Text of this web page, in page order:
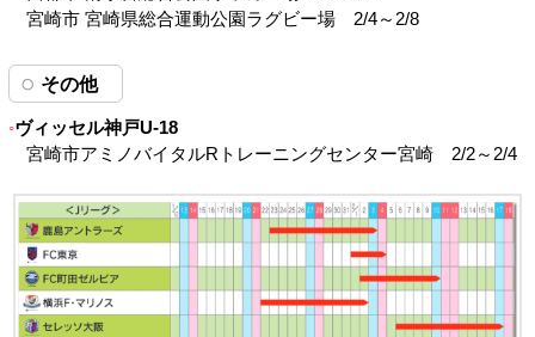
宮崎市 宮崎県総合運動公園ラグビー場 2/4～2/8
その他
ヴィッセル神戸U-18
宮崎市アミノバイタルRトレーニングセンター宮崎 2/2～2/4